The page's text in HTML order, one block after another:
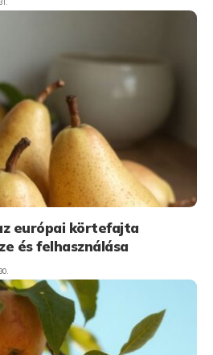
európai körtefajta
és felhasználása